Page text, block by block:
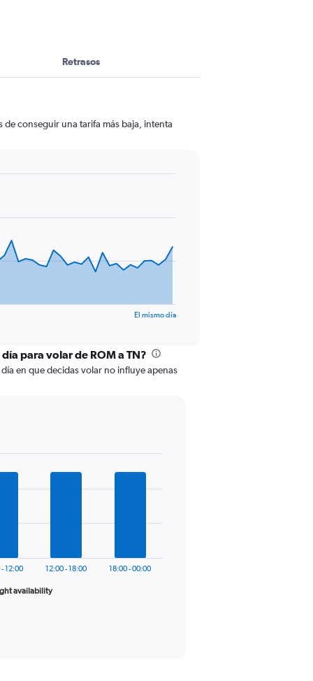
Retrasos
de conseguir una tarifa más baja, intenta
El mismo día
para volar de ROM a TN?
en que decidas volar no influye apenas
availability
12:00 12:00 - 18:00 18:00 - 00:00